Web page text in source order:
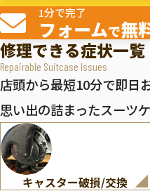
1分で完了
フォームで無
修理できる症状一覧
Repairable Suitcase Issues
店頭から最短10分で即日
思い出の詰まったスーツ
キャスター破損/交換